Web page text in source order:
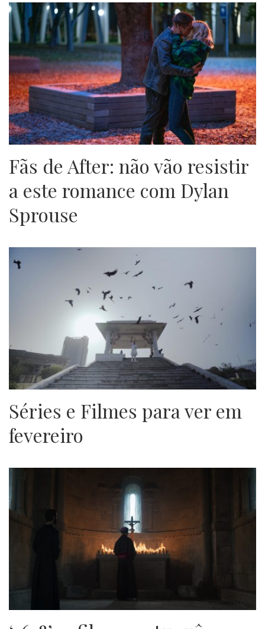
Fãs de After: não vão resistir
a este romance com Dylan
Sprouse
Séries e Filmes para ver em
fevereiro